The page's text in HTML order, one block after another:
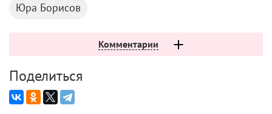
Юра Борисов
Комментарии
Поделиться